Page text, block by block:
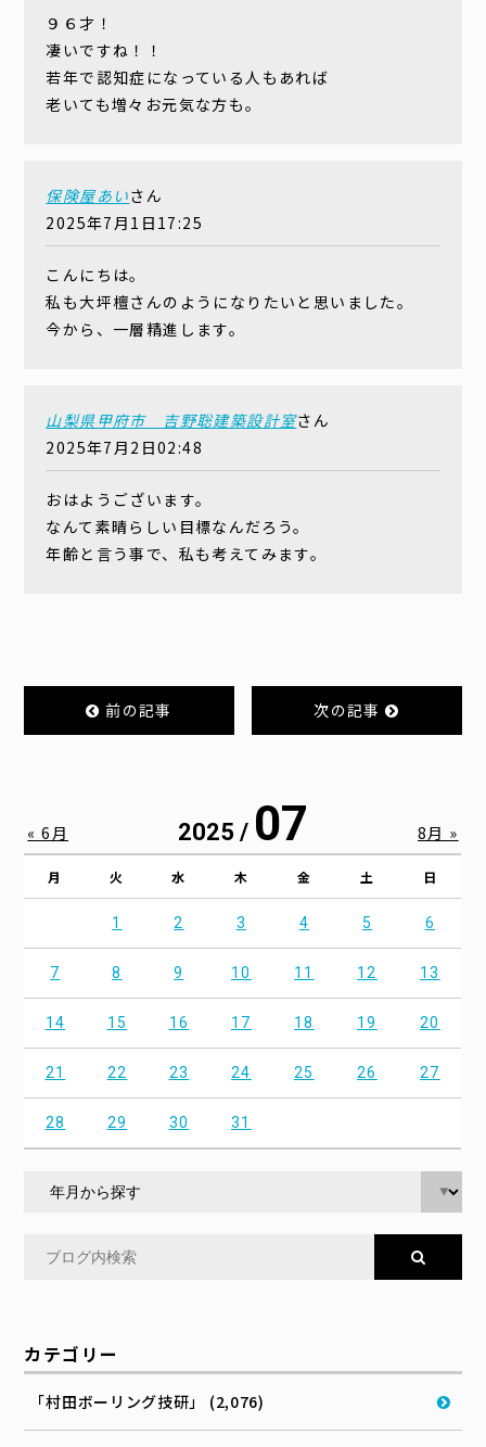
９６才！
凄いですね！！
若年で認知症になっている人もあれば
老いても増々お元気な方も。
保険屋あいさん
2025年7月1日17:25
こんにちは。
私も大坪檀さんのようになりたいと思いました。
今から、一層精進します。
山梨県甲府市 吉野聡建築設計室さん
2025年7月2日02:48
おはようございます。
なんて素晴らしい目標なんだろう。
年齢と言う事で、私も考えてみます。
前の記事 次の記事
2025 / 07
月 火 水 木 金 土 日
1 2 3 4 5 6
7 8 9 10 11 12 13
14 15 16 17 18 19 20
21 22 23 24 25 26 27
28 29 30 31
« 6月 8月 »
カテゴリー
「村田ボーリング技研」 (2,076)